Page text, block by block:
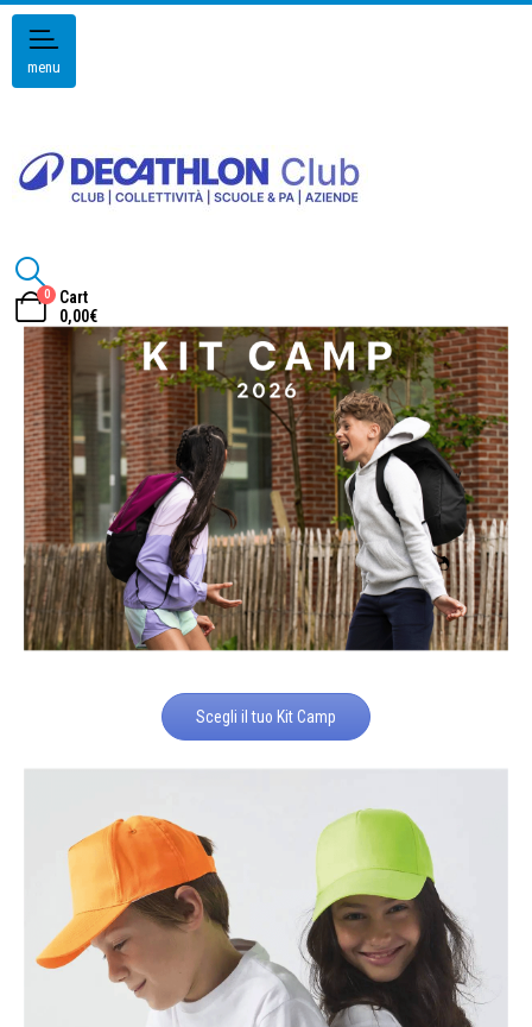
menu
0
Cart
0,00€
Scegli il tuo Kit Camp